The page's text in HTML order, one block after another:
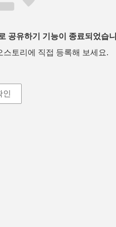
공유하기 기능이 종료되었습
토리에 직접 등록해 보세요.
인